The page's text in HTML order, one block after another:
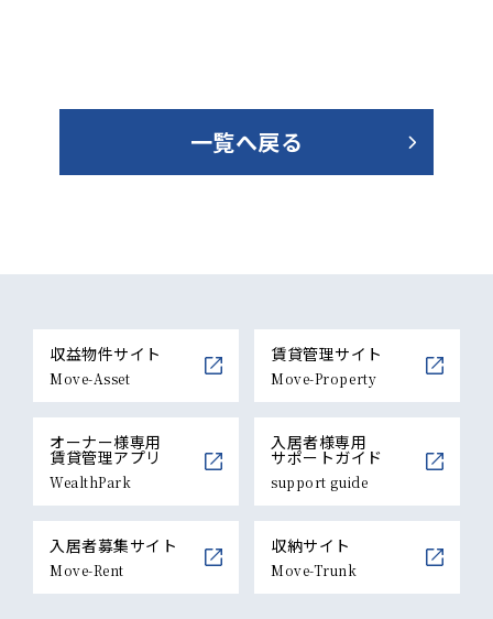
一覧へ戻る
収益物件サイト
Move-Asset
賃貸管理サイト
Move-Property
オーナー様専用
賃貸管理アプリ
WealthPark
入居者様専用
サポートガイド
support guide
入居者募集サイト
Move-Rent
収納サイト
Move-Trunk